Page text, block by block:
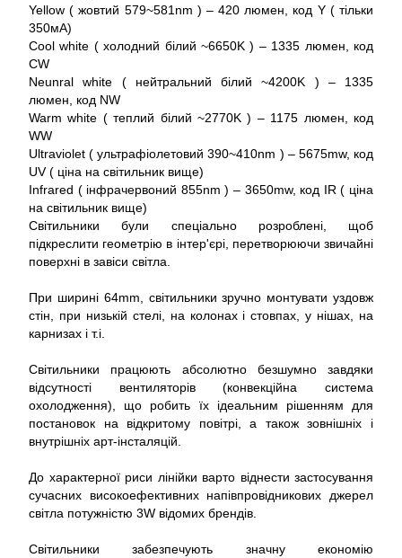
Yellow ( жовтий 579~581nm ) – 420 люмен, код Y ( тільки
350мА)
Cool white ( холодний білий ~6650K ) – 1335 люмен, код
CW
Neunral white ( нейтральний білий ~4200K ) – 1335
люмен, код NW
Warm white ( теплий білий ~2770K ) – 1175 люмен, код
WW
Ultraviolet ( ультрафіолетовий 390~410nm ) – 5675mw, код
UV ( ціна на світильник вище)
Infrared ( інфрачервоний 855nm ) – 3650mw, код IR ( ціна
на світильник вище)
Світильники були спеціально розроблені, щоб
підкреслити геометрію в інтер'єрі, перетворюючи звичайні
поверхні в завіси світла.
При ширині 64mm, світильники зручно монтувати уздовж
стін, при низькій стелі, на колонах і стовпах, у нішах, на
карнизах і т.і.
Світильники працюють абсолютно безшумно завдяки
відсутності вентиляторів (конвекційна система
охолодження), що робить їх ідеальним рішенням для
постановок на відкритому повітрі, а також зовнішніх і
внутрішніх арт-інсталяцій.
До характерної риси лінійки варто віднести застосування
сучасних високоефективних напівпровідникових джерел
світла потужністю 3W відомих брендів.
Світильники забезпечують значну економію